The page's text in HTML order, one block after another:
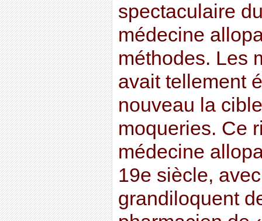
spectaculaire
médecine
méthodes. Les
avait tellement
nouveau la
moqueries. Ce
médecine
19e siècle,
grandiloquent